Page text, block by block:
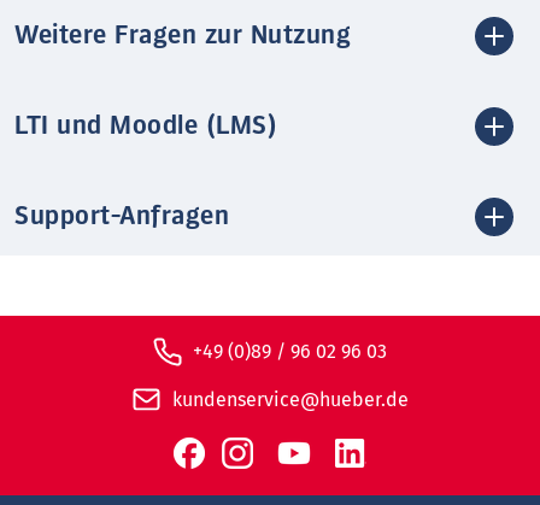
Weitere Fragen zur Nutzung
LTI und Moodle (LMS)
Support-Anfragen
+49 (0)89 / 96 02 96 03
kundenservice@hueber.de